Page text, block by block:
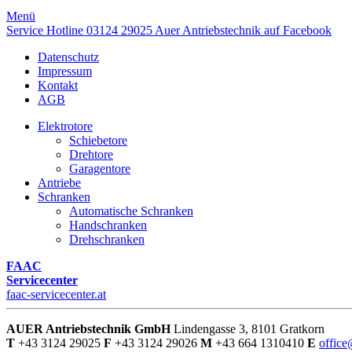
Menü
Service Hotline 03124 29025 Auer Antriebstechnik auf Facebook
Datenschutz
Impressum
Kontakt
AGB
Elektrotore
Schiebetore
Drehtore
Garagentore
Antriebe
Schranken
Automatische Schranken
Handschranken
Drehschranken
FAAC
Servicecenter
faac-servicecenter.at
AUER Antriebstechnik GmbHLindengasse 3, 8101 Gratkorn
T +43 3124 29025 F +43 3124 29026 M +43 664 1310410 E